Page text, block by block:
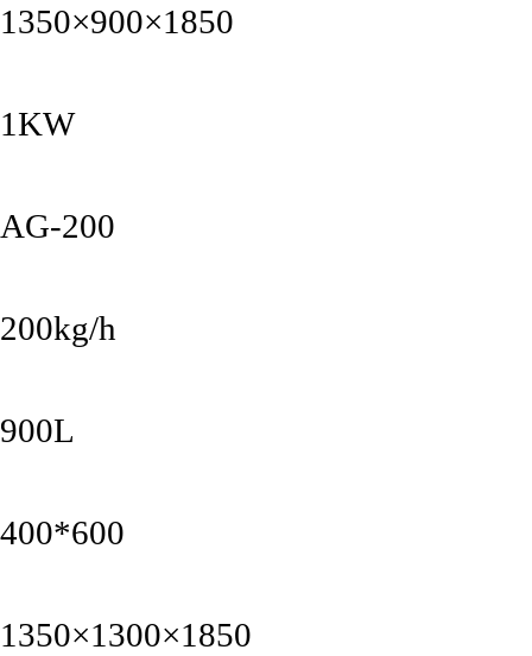
1350×900×1850
1KW
AG-200
200kg/h
900L
400*600
1350×1300×1850